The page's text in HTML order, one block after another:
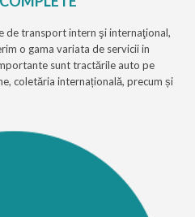
de transport intern şi internaţional,
o gama variata de servicii in
sunt tractările auto pe
coletăria internațională, precum și